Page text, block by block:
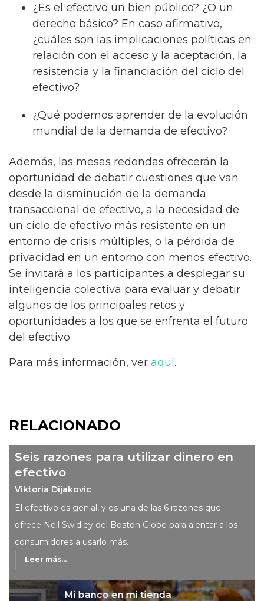
¿Es el efectivo un bien público? ¿O un
derecho básico? En caso afirmativo,
¿cuáles son las implicaciones políticas en
relación con el acceso y la aceptación, la
resistencia y la financiación del ciclo del
efectivo?
¿Qué podemos aprender de la evolución
mundial de la demanda de efectivo?
Además, las mesas redondas ofrecerán la
oportunidad de debatir cuestiones que van
desde la disminución de la demanda
transaccional de efectivo, a la necesidad de
un ciclo de efectivo más resistente en un
entorno de crisis múltiples, o la pérdida de
privacidad en un entorno con menos efectivo.
Se invitará a los participantes a desplegar su
inteligencia colectiva para evaluar y debatir
algunos de los principales retos y
oportunidades a los que se enfrenta el futuro
del efectivo.
Para más información, ver aquí.
RELACIONADO
Seis razones para utilizar dinero en
efectivo
Viktoria Dijakovic
El efectivo es genial, y es una de las 6 razones que
ofrece Neil Swidley del Boston Globe para alentar a los
consumidores a usarlo más.
Leer más...
Mi banco en mi tienda